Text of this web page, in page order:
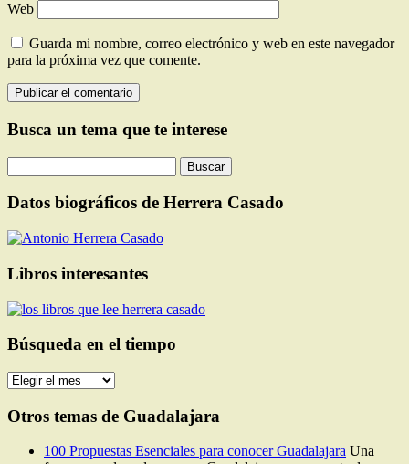
Web
Guarda mi nombre, correo electrónico y web en este navegador
para la próxima vez que comente.
Busca un tema que te interese
Datos biográficos de Herrera Casado
Libros interesantes
Búsqueda en el tiempo
Búsqueda
el
Otros temas de Guadalajara
100 Propuestas Esenciales para conocer Guadalajara Una